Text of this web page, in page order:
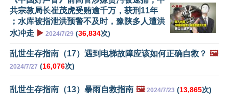
共宗教局长崔茂虎受贿逾千万，获刑11年
；水库被指泄洪预警不及时，豫陕多人遭洪
水冲走 ▶️ 2024/7/29 (36,834次)
乱世生存指南（17）遇到电梯故障应该如何正确自救？ 🖼️
2024/7/27 (16,076次)
乱世生存指南（13）暴雨自救指南 🖼️ 2024/7/23 (13,865次)